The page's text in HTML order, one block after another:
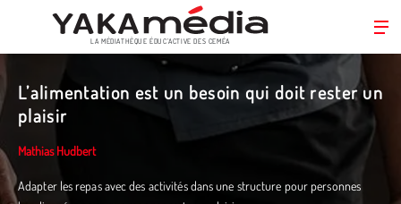
contenu
principal
LA MÉDIATHÈQUE ÉDUC’ACTIVE DES CEMÉA
L’alimentation est un besoin qui doit rester un
plaisir
Mathias Hudbert
Adapter les repas avec des activités dans une structure pour personnes